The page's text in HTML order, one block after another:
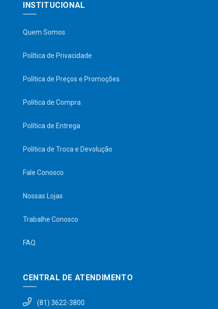
INSTITUCIONAL
Quem Somos
Política de Privacidade
Política de Preços e Promoções
Política de Compra
Política de Entrega
Política de Troca e Devolução
Fale Conosco
Nossas Lojas
Trabalhe Conosco
FAQ
CENTRAL DE ATENDIMENTO
(81) 3622-3800